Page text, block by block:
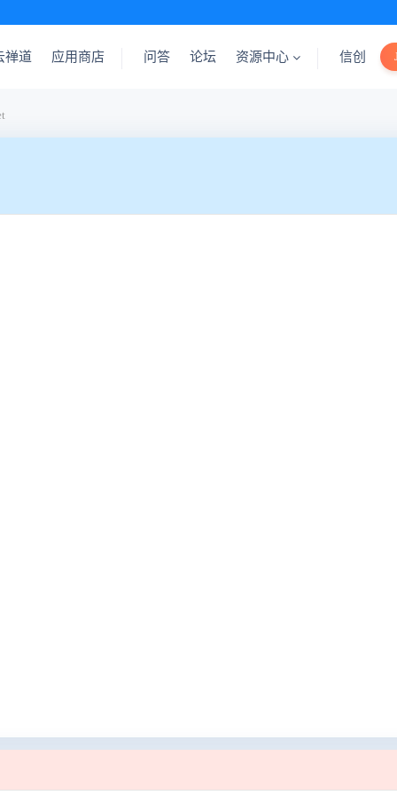
禅道 应用商店 问答 论坛 资源中心 信创